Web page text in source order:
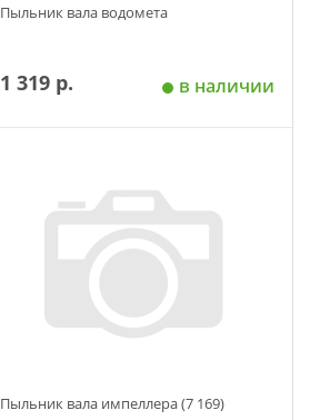
Пыльник вала водомета
1 319 р. в наличии
Пыльник вала импеллера (7 169)